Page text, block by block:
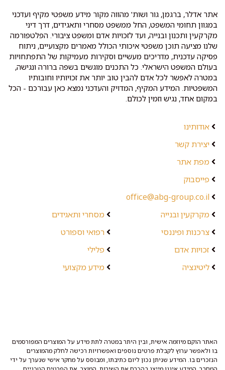
אתר אדלר, ברגמן, גור ושות' מהווה מקור מידע משפטי מקיף ועדכני
במגוון תחומי המשפט, החל ממשפט מסחרי ותאגידים, דרך דיני
מקרקעין ותכנון ובנייה, ועד לזכויות אדם ומשפט ציבורי. הפלטפורמה
שלנו מציעה תוכן משפטי איכותי הכולל מאמרים מקצועיים, ניתוח
פסיקה עדכנית, מדריכים מעשיים וסקירות מעמיקות של התפתחויות
בעולם המשפט הישראלי. כל התכנים מוגשים בשפה ברורה ונגישה,
במטרה לאפשר לכל אדם להבין טוב יותר את זכויותיו וחובותיו
המשפטיות. המידע המקיף, המדויק והעדכני נמצא כאן עבורכם - הכל
במקום אחד, נגיש וזמין לכולם.
אודותינו
יצירת קשר
מפת אתר
פייסבוק
office@abg-group.co.il
מקרקעין ובנייה
צרכנות ופיננסי
זכויות אדם
ליטיגציה
מסחרי ותאגידים
רפואי וספורט
פלילי
מידע מקצועי
האתר הוקם מיוזמה אישית, ובין היתר במטרה לתת מידע על המוצרים המפורסמים
בו ולאפשר ערוץ לקבלת פרטים נוספים ואפשרויות רכישה לחלק מהמוצרים
הנזכרים בו. המידע שניתן נכון ליום כתיבתו, ומבוסס על מחקר אישי שנערך על ידי